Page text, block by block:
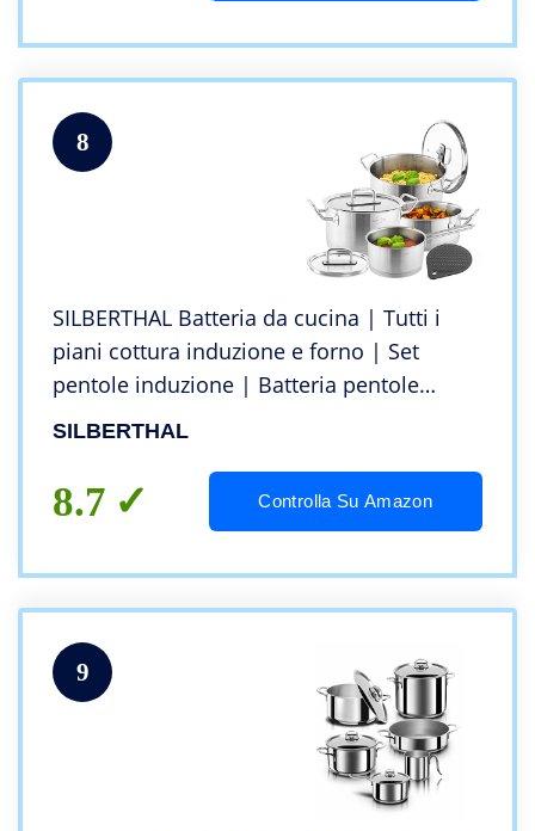
8
SILBERTHAL Batteria da cucina | Tutti i
piani cottura induzione e forno | Set
pentole induzione | Batteria pentole
Acciaio inox con coperchi in vetro
SILBERTHAL
8.7 Controlla Su Amazon
9